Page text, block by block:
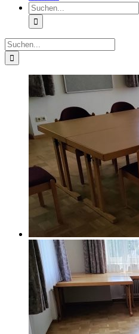
Suche
nach:
Suche
nach: